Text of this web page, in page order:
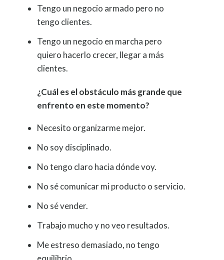
Tengo un negocio armado pero no
tengo clientes.
Tengo un negocio en marcha pero
quiero hacerlo crecer, llegar a más
clientes.
¿Cuál es el obstáculo más grande que
enfrento en este momento?
Necesito organizarme mejor.
No soy disciplinado.
No tengo claro hacia dónde voy.
No sé comunicar mi producto o servicio.
No sé vender.
Trabajo mucho y no veo resultados.
Me estreso demasiado, no tengo